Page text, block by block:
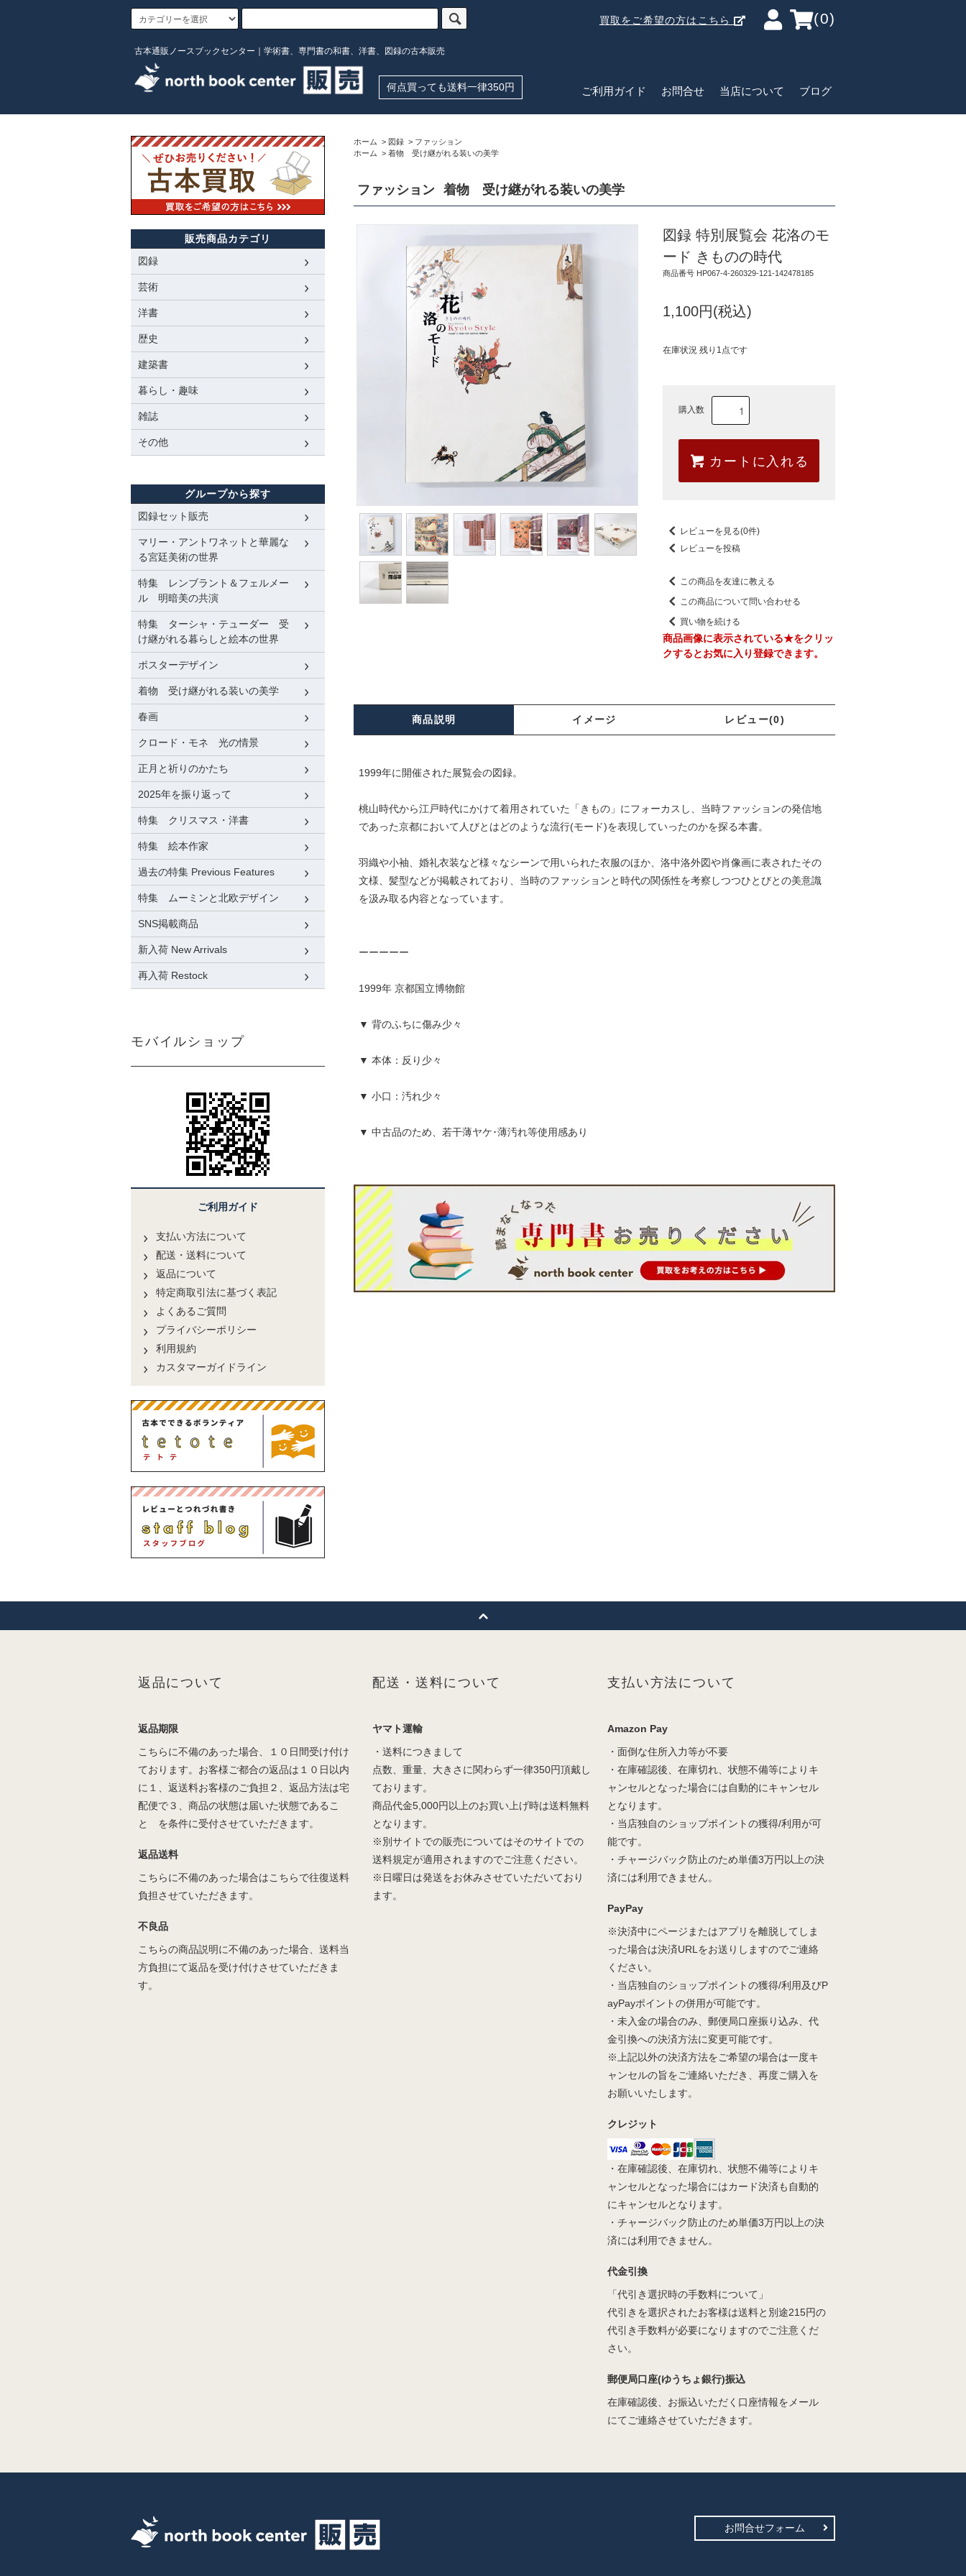
買取をご希望の方はこちら (0)
古本通販ノースブックセンター｜学術書、専門書の和書、洋書、図録の古本販売
何点買っても送料一律350円 ご利用ガイド お問合せ 当店について ブログ
ホーム > 図録 > ファッション
ホーム > 着物 受け継がれる装いの美学
ファッション 着物 受け継がれる装いの美学
図録 特別展覧会 花洛のモ
ード きものの時代
商品番号 HP067-4-260329-121-142478185
1,100円(税込)
在庫状況 残り1点です
購入数
カートに入れる
レビューを見る(0件)
レビューを投稿
この商品を友達に教える
この商品について問い合わせる
買い物を続ける
商品画像に表示されている★をクリッ
クするとお気に入り登録できます。
商品説明 イメージ レビュー(0)
1999年に開催された展覧会の図録。
桃山時代から江戸時代にかけて着用されていた「きもの」にフォーカスし、当時ファッションの発信地
であった京都において人びとはどのような流行(モード)を表現していったのかを探る本書。
羽織や小袖、婚礼衣装など様々なシーンで用いられた衣服のほか、洛中洛外図や肖像画に表されたその
文様、髪型などが掲載されており、当時のファッションと時代の関係性を考察しつつひとびとの美意識
を汲み取る内容となっています。
ーーーーー
1999年 京都国立博物館
▼ 背のふちに傷み少々
▼ 本体：反り少々
▼ 小口：汚れ少々
▼ 中古品のため、若干薄ヤケ･薄汚れ等使用感あり
販売商品カテゴリ
図録
芸術
洋書
歴史
建築書
暮らし・趣味
雑誌
その他
グループから探す
図録セット販売
マリー・アントワネットと華麗な
る宮廷美術の世界
特集 レンブラント＆フェルメー
ル 明暗美の共演
特集 ターシャ・テューダー 受
け継がれる暮らしと絵本の世界
ポスターデザイン
着物 受け継がれる装いの美学
春画
クロード・モネ 光の情景
正月と祈りのかたち
2025年を振り返って
特集 クリスマス・洋書
特集 絵本作家
過去の特集 Previous Features
特集 ムーミンと北欧デザイン
SNS掲載商品
新入荷 New Arrivals
再入荷 Restock
モバイルショップ
ご利用ガイド
支払い方法について
配送・送料について
返品について
特定商取引法に基づく表記
よくあるご質問
プライバシーポリシー
利用規約
カスタマーガイドライン
返品について
返品期限
こちらに不備のあった場合、１０日間受け付け
ております。お客様ご都合の返品は１０日以内
に１、返送料お客様のご負担２、返品方法は宅
配便で３、商品の状態は届いた状態であるこ
と を条件に受付させていただきます。
返品送料
こちらに不備のあった場合はこちらで往復送料
負担させていただきます。
不良品
こちらの商品説明に不備のあった場合、送料当
方負担にて返品を受け付けさせていただきま
す。
配送・送料について
ヤマト運輸
・送料につきまして
点数、重量、大きさに関わらず一律350円頂戴し
ております。
商品代金5,000円以上のお買い上げ時は送料無料
となります。
※別サイトでの販売についてはそのサイトでの
送料規定が適用されますのでご注意ください。
※日曜日は発送をお休みさせていただいており
ます。
支払い方法について
Amazon Pay
・面倒な住所入力等が不要
・在庫確認後、在庫切れ、状態不備等によりキ
ャンセルとなった場合には自動的にキャンセル
となります。
・当店独自のショップポイントの獲得/利用が可
能です。
・チャージバック防止のため単価3万円以上の決
済には利用できません。
PayPay
※決済中にページまたはアプリを離脱してしま
った場合は決済URLをお送りしますのでご連絡
ください。
・当店独自のショップポイントの獲得/利用及びP
ayPayポイントの併用が可能です。
・未入金の場合のみ、郵便局口座振り込み、代
金引換への決済方法に変更可能です。
※上記以外の決済方法をご希望の場合は一度キ
ャンセルの旨をご連絡いただき、再度ご購入を
お願いいたします。
クレジット
・在庫確認後、在庫切れ、状態不備等によりキ
ャンセルとなった場合にはカード決済も自動的
にキャンセルとなります。
・チャージバック防止のため単価3万円以上の決
済には利用できません。
代金引換
「代引き選択時の手数料について」
代引きを選択されたお客様は送料と別途215円の
代引き手数料が必要になりますのでご注意くだ
さい。
郵便局口座(ゆうちょ銀行)振込
在庫確認後、お振込いただく口座情報をメール
にてご連絡させていただきます。
お問合せフォーム